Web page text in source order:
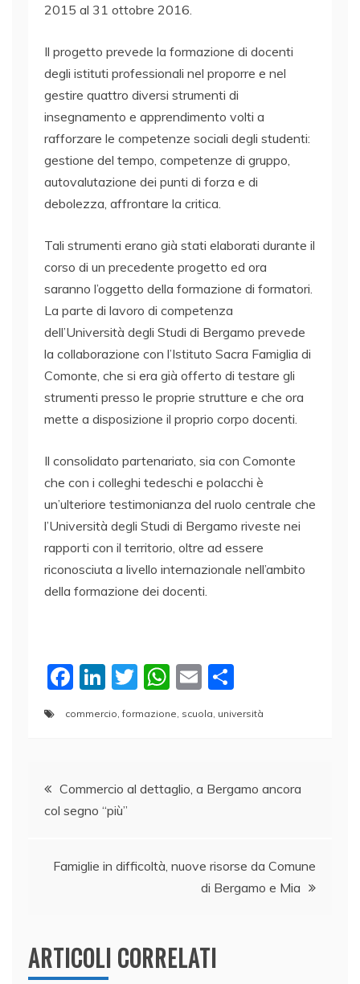
2015 al 31 ottobre 2016.
Il progetto prevede la formazione di docenti
degli istituti professionali nel proporre e nel
gestire quattro diversi strumenti di
insegnamento e apprendimento volti a
rafforzare le competenze sociali degli studenti:
gestione del tempo, competenze di gruppo,
autovalutazione dei punti di forza e di
debolezza, affrontare la critica.
Tali strumenti erano già stati elaborati durante il
corso di un precedente progetto ed ora
saranno l’oggetto della formazione di formatori.
La parte di lavoro di competenza
dell’Università degli Studi di Bergamo prevede
la collaborazione con l’Istituto Sacra Famiglia di
Comonte, che si era già offerto di testare gli
strumenti presso le proprie strutture e che ora
mette a disposizione il proprio corpo docenti.
Il consolidato partenariato, sia con Comonte
che con i colleghi tedeschi e polacchi è
un’ulteriore testimonianza del ruolo centrale che
l’Università degli Studi di Bergamo riveste nei
rapporti con il territorio, oltre ad essere
riconosciuta a livello internazionale nell’ambito
della formazione dei docenti.
F
b
o
k
Li
n
dI
n
T
w
W
at
A
p
E
m
ai
vi
commercio,formazione, scuola, università
Navigazione
articoli
Commercio al dettaglio, a Bergamo ancora
col segno “più”
Famiglie in difficoltà, nuove risorse da Comune
di Bergamo e Mia
ARTICOLI CORRELATI